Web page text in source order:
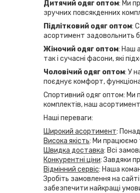
Дитячий одяг оптом: Ми
зручних повсякденних
Підлітковий одяг оптом:
асортимент задовольнить
Жіночий одяг оптом: Наш
так і сучасні фасони, які
Чоловічий одяг оптом: У
поєднує комфорт,
Спортивний одяг оптом: Ми
комплектів, наш
Наші переваги:
Широкий асортимент:
Висока якість: Ми працюємо
Швидка доставка: Всі
Конкурентні ціни: Завдяки
Відмінний сервіс: Наша
Зробіть замовлення на
забезпечити найкращі